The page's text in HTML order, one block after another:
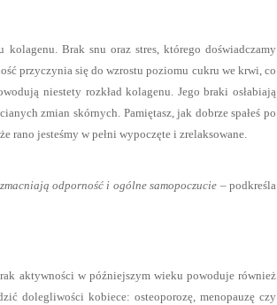
Brak snu oraz stres, którego doświadczamy
przyczynia się do wzrostu poziomu cukru we krwi, co
niestety rozkład kolagenu. Jego braki osłabiają
zmian skórnych. Pamiętasz, jak dobrze spałeś po
rano jesteśmy w pełni wypoczęte i zrelaksowane.
odporność i ogólne samopoczucie – podkreśla
aktywności w późniejszym wieku powoduje również
dolegliwości kobiece: osteoporozę, menopauzę czy